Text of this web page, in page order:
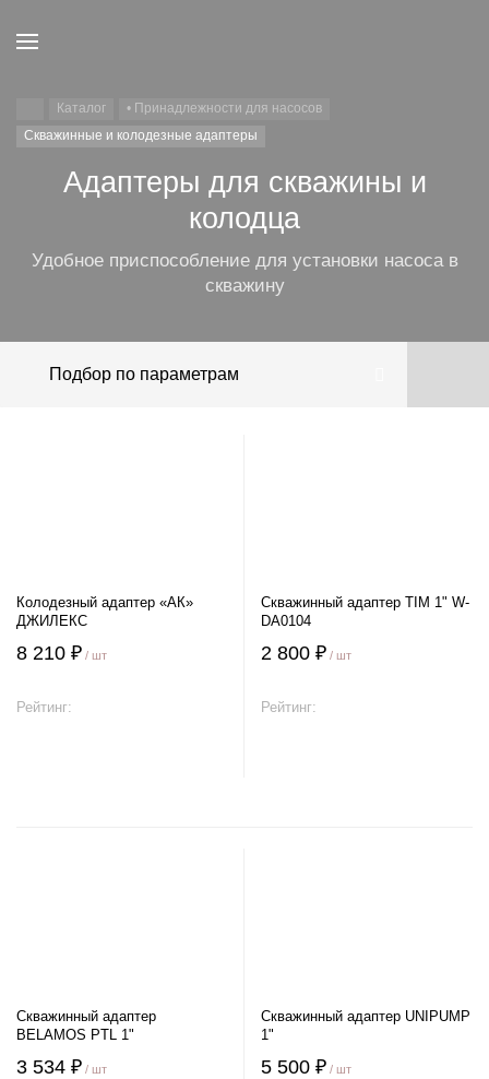
Каталог
• Принадлежности для насосов
Скважинные и колодезные адаптеры
Адаптеры для скважины и
колодца
Удобное приспособление для установки насоса в
скважину
Подбор по параметрам
Колодезный адаптер «АК»
ДЖИЛЕКС
8 210 ₽ / шт
Рейтинг:
Скважинный адаптер TIM 1" W-
DA0104
2 800 ₽ / шт
Рейтинг:
Скважинный адаптер
BELAMOS PTL 1"
3 534 ₽ / шт
Скважинный адаптер UNIPUMP
1"
5 500 ₽ / шт